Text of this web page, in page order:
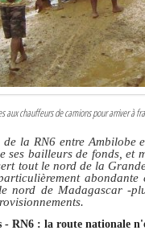
aux chauffeurs de camions pour arriver à
la RN6 entre Ambilobe
ses bailleurs de fonds,
tout le nord de la
nord de Madagascar -
RN6 : la route nationale